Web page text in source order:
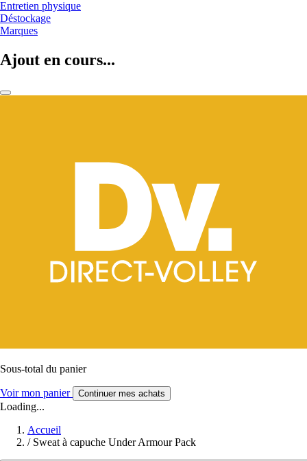
Entretien physique
Déstockage
Marques
Ajout en cours...
Sous-total du panier
Voir mon panier Continuer mes achats
Loading...
Accueil
/ Sweat à capuche Under Armour Pack